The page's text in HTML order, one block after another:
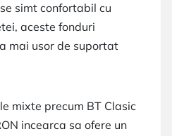
simt confortabil cu
aceste fonduri
mai usor de suportat
mixte precum BT Clasic
incearca sa ofere un